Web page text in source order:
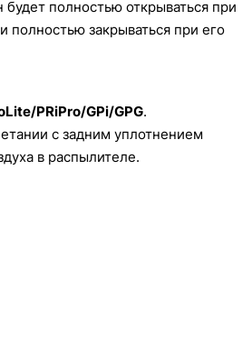
полностью открываться при
полностью закрываться при его
/PRiPro/GPi/GPG.
с задним уплотнением
в распылителе.